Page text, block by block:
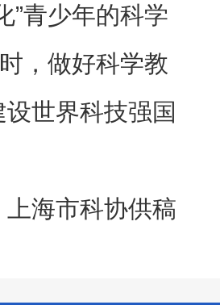
”青少年的科学
，做好科学教
世界科技强国
上海市科协供稿